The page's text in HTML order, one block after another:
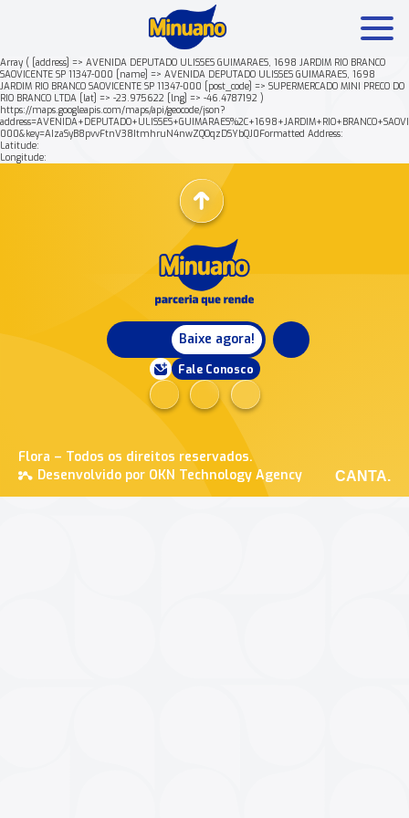
Array ( [address] => AVENIDA DEPUTADO ULISSES GUIMARAES, 1698 JARDIM RIO BRANCO
SAOVICENTE SP 11347-000 [name] => AVENIDA DEPUTADO ULISSES GUIMARAES, 1698
JARDIM RIO BRANCO SAOVICENTE SP 11347-000 [post_code] => SUPERMERCADO MINI PRECO DO
RIO BRANCO LTDA [lat] => -23.975622 [lng] => -46.4787192 )
https://maps.googleapis.com/maps/api/geocode/json?
000&key=AIzaSyB8pvvFtnV38ItmhruN4nwZQOqzDSYbQJ0Formatted Address:
Latitude:
Longitude:
Baixe agora!
Fale Conosco
Flora – Todos os direitos reservados.
Desenvolvido por OKN Technology Agency
CANTA.
Mais buscados: Produtos Minuano Rende + Nossa